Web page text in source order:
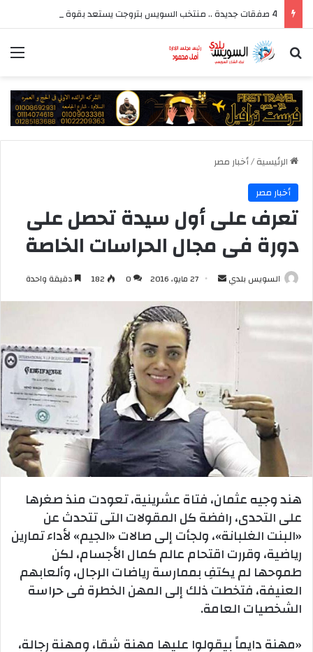
بحث عن
الرئيسية/أخبار مصر
أخبار مصر
تعرف على أول سيدة تحصل على
دورة فى مجال الحراسات الخاصة
السويس بلدي
أرسل 27 مايو، 2016 0
182 دقيقة واحدة
هند وجيه عثمان، فتاة عشرينية، تعودت منذ صغرها
على التحدى، رافضة كل المقولات التى تتحدث عن
«البنت الغلبانة»، ولجأت إلى صالات «الجيم» لأداء تمارين
رياضية، وقررت اقتحام عالم كمال الأجسام، لكن
طموحها لم يكتفِ بممارسة رياضات الرجال، وألعابهم
العنيفة، فتخطت ذلك إلى المهن الخطرة فى حراسة
الشخصيات العامة.
«مهنة دايماً بيقولوا عليها مهنة شقا، ومهنة رجالة،